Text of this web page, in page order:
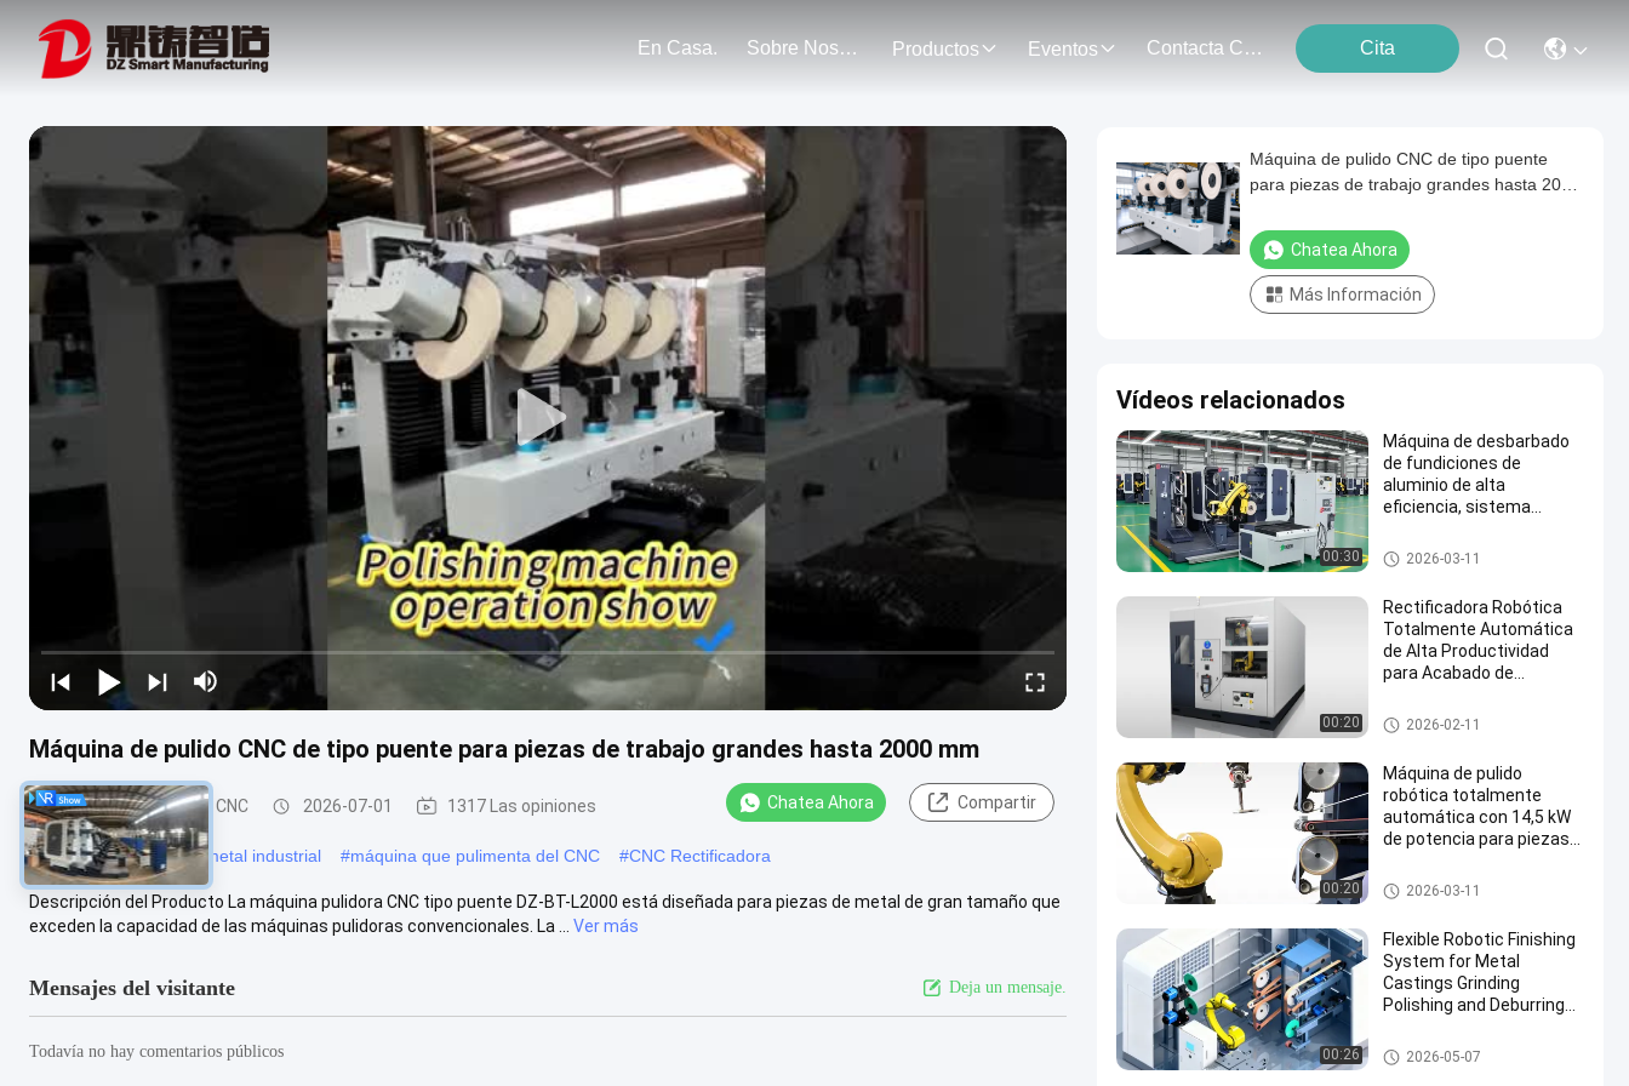
En Casa. Sobre Nosotros Productos Eventos Contacta Con Nosotros Cita
Máquina de pulido CNC de tipo puente para piezas de trabajo grandes hasta 2000 mm
Máquina pulidora del CNC 2026-07-01 1317 Las opiniones Chatea Ahora Compartir
#máquina pulidora del metal industrial #máquina que pulimenta del CNC #CNC Rectificadora
Descripción del Producto La máquina pulidora CNC tipo puente DZ-BT-L2000 está diseñada para piezas de metal de gran tamaño que
exceden la capacidad de las máquinas pulidoras convencionales. La ...
Ver más
Mensajes del visitante Deja un mensaje.
Todavía no hay comentarios públicos
Máquina de pulido CNC de tipo puente
para piezas de trabajo grandes hasta 2000
Chatea Ahora
Más Información
Vídeos relacionados
00:30
Máquina de desbarbado
de fundiciones de
aluminio de alta
eficiencia, sistema
componentes metálicos
inteligentes con control
Máquina pulidora de pulido au
tomática
2026-03-11
00:20
Rectificadora Robótica
Totalmente Automática
de Alta Productividad
para Acabado de
Múltiples Formas
Máquina pulidora del CNC
2026-02-11
00:20
Máquina de pulido
robótica totalmente
automática con 14,5 kW
de potencia para piezas
brillantes espejo
Máquina de molienda y pulido
de desbotes
2026-03-11
00:26
Flexible Robotic Finishing
System for Metal
Castings Grinding
Polishing and Deburring
Máquina de rectificación y puli
do
2026-05-07